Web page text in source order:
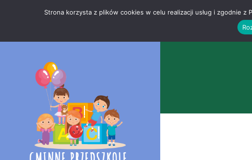
Strona korzysta z plików cookies w celu realizacji usług i zgodnie